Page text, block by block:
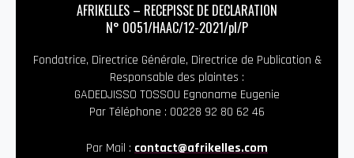
AFRIKELLES – RECEPISSE DE DECLARATION
N° 0051/HAAC/12-2021/pl/P
Fondatrice, Directrice Générale, Directrice de Publication &
Responsable des plaintes :
GADEDJISSO TOSSOU Egnoname Eugenie
Par Téléphone : 00228 92 80 62 46
Par Mail : contact@afrikelles.com